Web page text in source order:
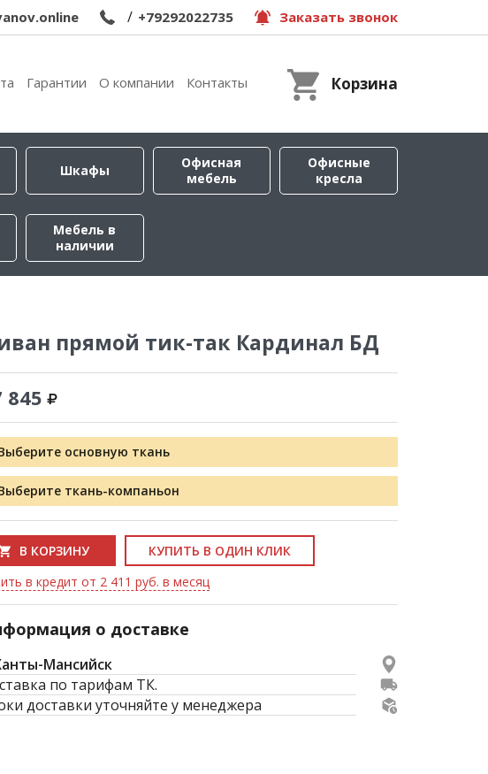
/ +79292022735 Заказать звонок
Гарантии О компании Контакты Корзина
Шкафы
Офисная
мебель
Офисные
кресла
Мебель в
наличии
прямой тик-так Кардинал БД
845
основную ткань
ткань-компаньон
В КОРЗИНУ
КУПИТЬ В ОДИН КЛИК
в кредит от 2 411 руб. в месяц
о доставке
Мансийск
по тарифам ТК.
доставки уточняйте у менеджера